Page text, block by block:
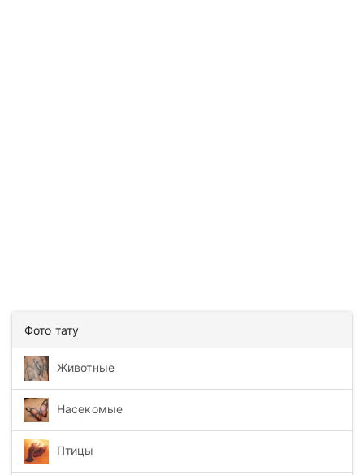
Фото тату
Животные
Насекомые
Птицы